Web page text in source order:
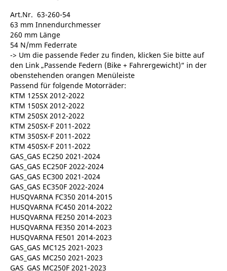
Art.Nr. 63-260-54
63 mm Innendurchmesser
260 mm Länge
54 N/mm Federrate
-> Um die passende Feder zu finden, klicken Sie bitte auf
den Link „Passende Federn (Bike + Fahrergewicht)“ in der
obenstehenden orangen Menüleiste
Passend für folgende Motorräder:
KTM 125SX 2012-2022
KTM 150SX 2012-2022
KTM 250SX 2012-2022
KTM 250SX-F 2011-2022
KTM 350SX-F 2011-2022
KTM 450SX-F 2011-2022
GAS_GAS EC250 2021-2024
GAS_GAS EC250F 2022-2024
GAS_GAS EC300 2021-2024
GAS_GAS EC350F 2022-2024
HUSQVARNA FC350 2014-2015
HUSQVARNA FC450 2014-2022
HUSQVARNA FE250 2014-2023
HUSQVARNA FE350 2014-2023
HUSQVARNA FE501 2014-2023
GAS_GAS MC125 2021-2023
GAS_GAS MC250 2021-2023
GAS_GAS MC250F 2021-2023